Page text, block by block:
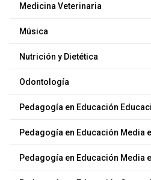
Medicina Veterinaria
Música
Nutrición y Dietética
Odontología
Pedagogía en Educación
Pedagogía en Educación Media
Pedagogía en Educación Media